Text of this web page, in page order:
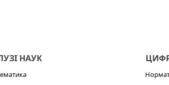
НАУК